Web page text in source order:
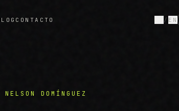
CONTACTO / EN
NELSON DOMÍNGUEZ